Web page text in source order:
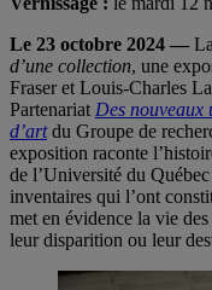
Le 23 octobre 2024 —
d’une collection, une
Fraser et Louis-Charles
Partenariat Des nouveaux
d’artdu Groupe de
exposition raconte
de l’Université du
inventaires qui l’ont
met en évidence la vie
leur disparition ou leur